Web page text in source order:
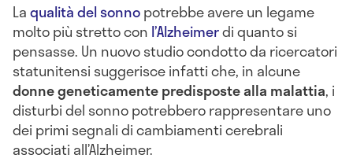
Laqualità del sonnopotrebbe avere un legame
molto più stretto con l’Alzheimerdi quanto si
pensasse. Un nuovo studio condotto da ricercatori
statunitensi suggerisce infatti che, in alcune
donne geneticamente predisposte alla malattia, i
disturbi del sonno potrebbero rappresentare uno
dei primi segnali di cambiamenti cerebrali
associati all’Alzheimer.